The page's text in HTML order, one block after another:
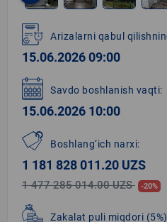
1
of
5
Arizalarni qabul
15.06.2026 09:00
Savdo boshlanish vaqti:
15.06.2026 10:00
Boshlang‘ich narxi:
1 181 828 011.20 UZS
1 477 285 014.00 UZS -20%
Zakalat puli miqdori (5%)